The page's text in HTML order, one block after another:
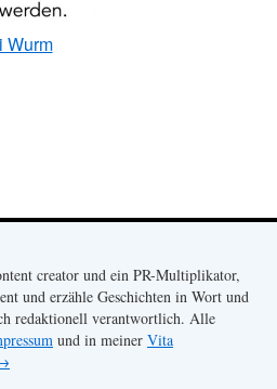
Wurm
creator und ein PR-Multiplikator,
und erzähle Geschichten in Wort und
redaktionell verantwortlich. Alle
und in meiner Vita